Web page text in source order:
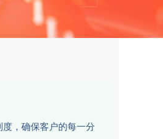
，确保客户的每一分